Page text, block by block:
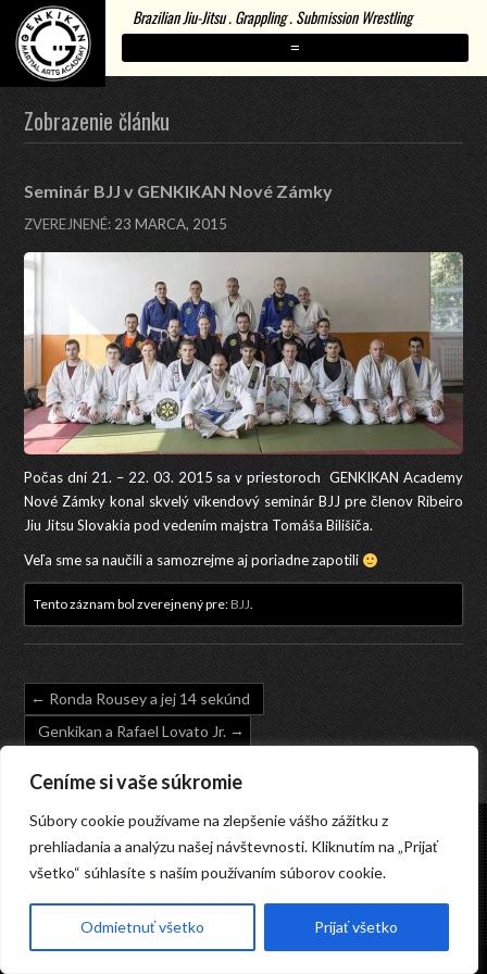
Ceníme si vaše súkromie
Súbory cookie používame na zlepšenie vášho zážitku z
prehliadania a analýzu našej návštevnosti. Kliknutím na „Prijať
všetko“ súhlasíte s naším používaním súborov cookie.
Odmietnuť všetko Prijať všetko
Brazilian Jiu-Jitsu . Grappling . Submission Wrestling
=
Zobrazenie článku
Seminár BJJ v GENKIKAN Nové Zámky
ZVEREJNENÉ: 23 MARCA, 2015
Počas dní 21. – 22. 03. 2015 sa v priestoroch GENKIKAN Academy
Nové Zámky konal skvelý víkendový seminár BJJ pre členov Ribeiro
Jiu Jitsu Slovakia pod vedením majstra Tomáša Bilišiča.
Veľa sme sa naučili a samozrejme aj poriadne zapotili
Tento záznam bol zverejnený pre:BJJ.
Ronda Rousey a jej 14 sekúnd
Genkikan a Rafael Lovato Jr.
© 2023 GENKIKAN Bratislava o.z., Pri strelnici 16649/1, 821 04 Bratislava